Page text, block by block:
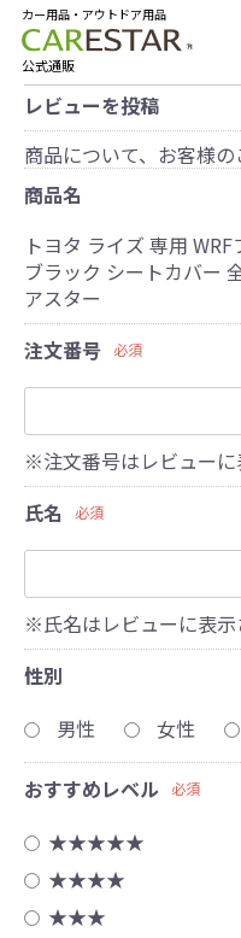
カー用品・アウトドア用品
公式通販
レビューを投稿
商品について、お客様の
商品名
トヨタ ライズ 専用
ブラック シートカバー
アスター
注文番号
必須
※注文番号はレビューに
氏名
必須
※氏名はレビューに表示
性別
男性
女性
おすすめレベル 必須
★★★★★
★★★★
★★★